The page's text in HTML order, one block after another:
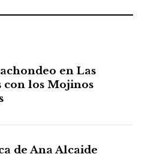
en Las
con los Mojinos
de Ana Alcaide